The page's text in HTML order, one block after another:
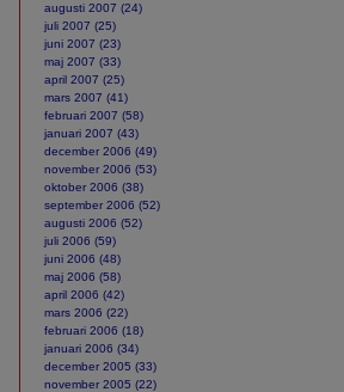
augusti 2007 (24)
juli 2007 (25)
juni 2007 (23)
maj 2007 (33)
april 2007 (25)
mars 2007 (41)
februari 2007 (58)
januari 2007 (43)
december 2006 (49)
november 2006 (53)
oktober 2006 (38)
september 2006 (52)
augusti 2006 (52)
juli 2006 (59)
juni 2006 (48)
maj 2006 (58)
april 2006 (42)
mars 2006 (22)
februari 2006 (18)
januari 2006 (34)
december 2005 (33)
november 2005 (22)